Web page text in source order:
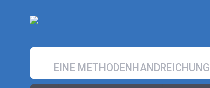
EINE METHODENHANDREICHUNG